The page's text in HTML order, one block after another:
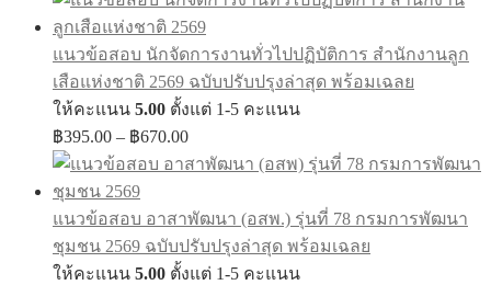
฿395.00
through
฿670.00
แนวข้อสอบ นักจัดการงานทั่วไปปฏิบัติการ สำนักงานลูก
เสือแห่งชาติ 2569 ฉบับปรับปรุงล่าสุด พร้อมเฉลย
ให้คะแนน 5.00 ตั้งแต่ 1-5 คะแนน
฿395.00 – ฿670.00Price
฿395.00
฿670.00
แนวข้อสอบ อาสาพัฒนา (อสพ.) รุ่นที่ 78 กรมการพัฒนา
ชุมชน 2569 ฉบับปรับปรุงล่าสุด พร้อมเฉลย
ให้คะแนน 5.00 ตั้งแต่ 1-5 คะแนน